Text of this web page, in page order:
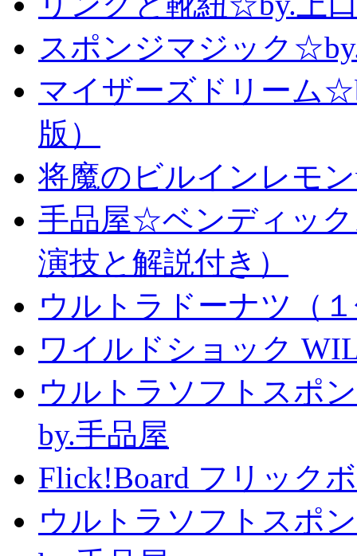
スポンジマジック
マイザーズドリーム
版）
将魔のビルインレモ
手品屋☆ベンディッ
演技と解説付き）
ウルトラドーナツ（
ワイルドショック
ウルトラソフトスポ
by.手品屋
Flick!Board フリック
ウルトラソフトスポ